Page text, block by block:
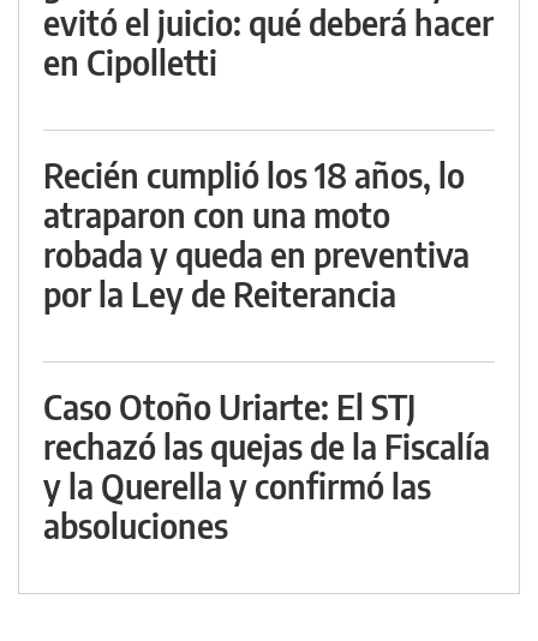
evitó el juicio: qué deberá hacer
en Cipolletti
Recién cumplió los 18 años, lo
atraparon con una moto
robada y queda en preventiva
por la Ley de Reiterancia
Caso Otoño Uriarte: El STJ
rechazó las quejas de la Fiscalía
y la Querella y confirmó las
absoluciones